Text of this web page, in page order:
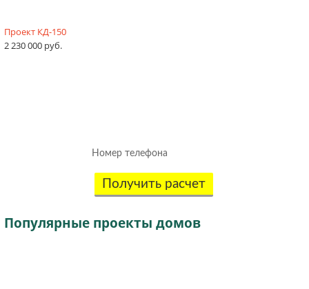
Проект КД-150
2 230 000 руб.
Получить расчет
Популярные проекты домов